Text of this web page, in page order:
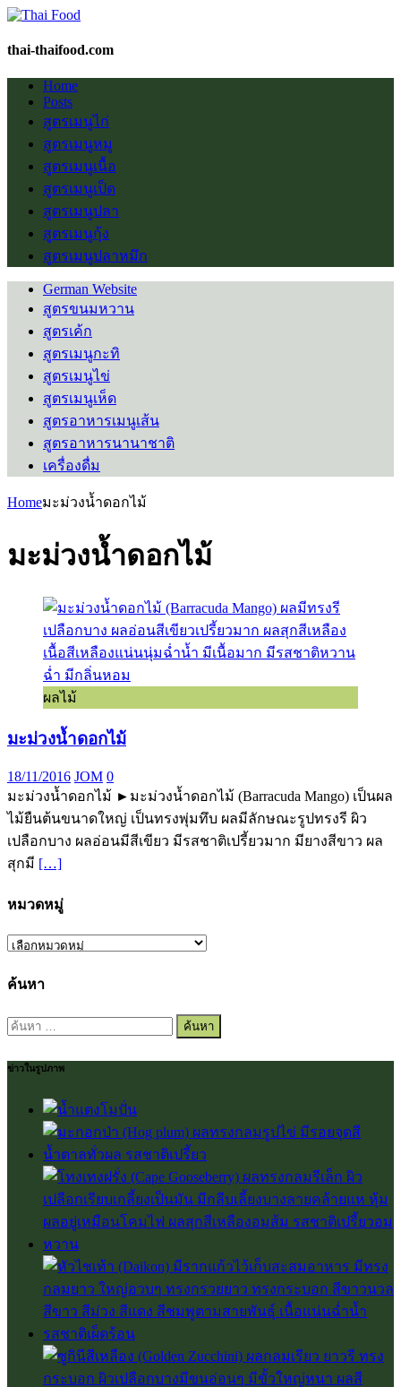
thai-thaifood.com
Home
Posts
สูตรเมนูไก่
สูตรเมนูหมู
สูตรเมนูเนื้อ
สูตรเมนูเป็ด
สูตรเมนูปลา
สูตรเมนูกุ้ง
สูตรเมนูปลาหมึก
German Website
สูตรขนมหวาน
สูตรเค้ก
สูตรเมนูกะทิ
สูตรเมนูไข่
สูตรเมนูเห็ด
สูตรอาหารเมนูเส้น
สูตรอาหารนานาชาติ
เครื่องดื่ม
Homeมะม่วงน้ำดอกไม้
มะม่วงน้ำดอกไม้
ผลไม้
มะม่วงน้ำดอกไม้
18/11/2016 JOM 0
มะม่วงน้ำดอกไม้ ►มะม่วงน้ำดอกไม้ (Barracuda Mango) เป็นผล
ไม้ยืนต้นขนาดใหญ่ เป็นทรงพุ่มทึบ ผลมีลักษณะรูปทรงรี ผิว
เปลือกบาง ผลอ่อนมีสีเขียว มีรสชาติเปรี้ยวมาก มียางสีขาว ผล
สุกมี […]
หมวดหมู่
หมวด
ค้นหา
ค้นหา
ข่าวในรูปภาพ